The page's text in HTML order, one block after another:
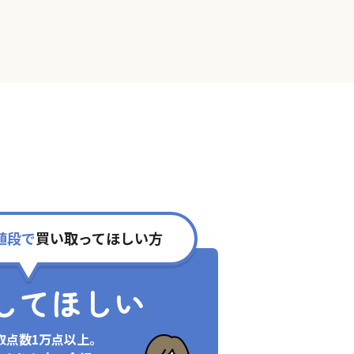
段で買い取ってほしい方
てほしい
数1万点以上。